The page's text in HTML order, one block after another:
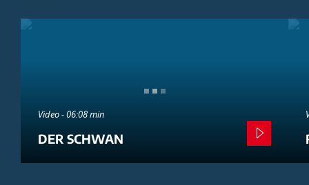
Video - 06:08 min
DER SCHWAN